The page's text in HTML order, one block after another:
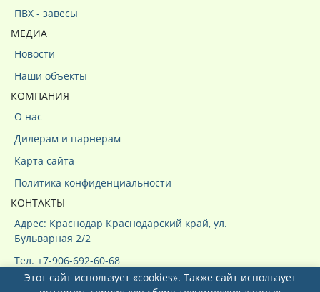
ПВХ - завесы
МЕДИА
Новости
Наши объекты
КОМПАНИЯ
О нас
Дилерам и парнерам
Карта сайта
Политика конфиденциальности
КОНТАКТЫ
Адрес: Краснодар Краснодарский край, ул.
Бульварная 2/2
Тел. +7-906-692-60-68
Этот сайт использует «cookies». Также сайт использует